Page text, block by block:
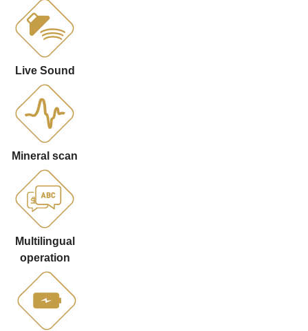
Live Sound
Mineral scan
Multilingual
operation